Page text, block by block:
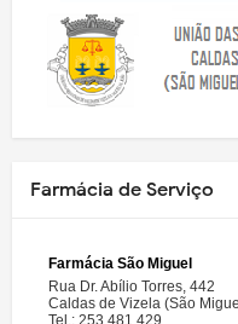
Farmácia de Serviço